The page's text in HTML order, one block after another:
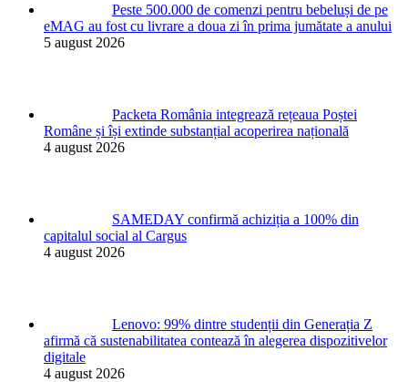
Peste 500.000 de comenzi pentru bebeluși de pe
eMAG au fost cu livrare a doua zi în prima jumătate a anului
5 august 2026
Packeta România integrează rețeaua Poștei
Române și își extinde substanțial acoperirea națională
4 august 2026
SAMEDAY confirmă achiziția a 100% din
capitalul social al Cargus
4 august 2026
Lenovo: 99% dintre studenții din Generația Z
afirmă că sustenabilitatea contează în alegerea dispozitivelor
digitale
4 august 2026